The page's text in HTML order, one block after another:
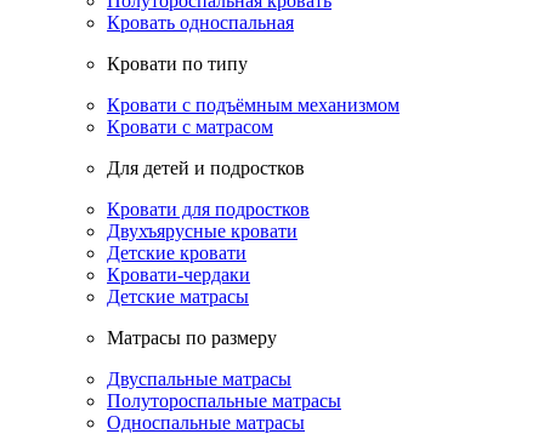
Кровать односпальная
Кровати по типу
Кровати с подъёмным механизмом
Кровати с матрасом
Для детей и подростков
Кровати для подростков
Двухъярусные кровати
Детские кровати
Кровати-чердаки
Детские матрасы
Матрасы по размеру
Двуспальные матрасы
Полутороспальные матрасы
Односпальные матрасы